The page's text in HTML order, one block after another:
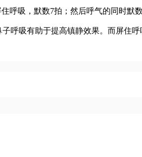
吸，默数7拍；然后呼气的同时默
吸有助于提高镇静效果。而屏住呼